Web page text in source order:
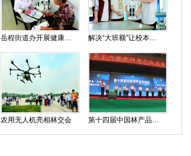
岳程街道办开展健康扶贫会诊 解决“大班额”让校本课程丰富多彩
农用无人机亮相林交会 第十四届中国林产品交易开幕仪式隆重举行